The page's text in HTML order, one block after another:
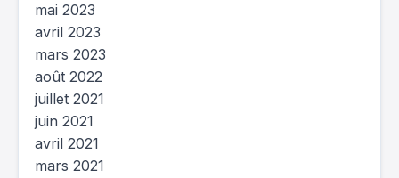
mai 2023
avril 2023
mars 2023
août 2022
juillet 2021
juin 2021
avril 2021
mars 2021